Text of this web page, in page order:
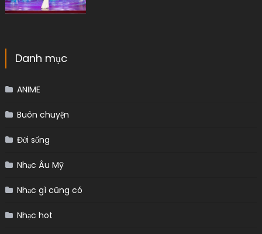
Danh mục
ANIME
Buôn chuyện
Đời sống
Nhạc Âu Mỹ
Nhạc gì cũng có
Nhạc hot